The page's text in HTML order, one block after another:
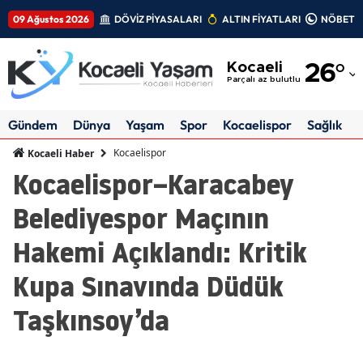
09 Ağustos 2026 DÖVİZ PİYASALARI ALTIN FİYATLARI
Kocaeli
Parçalı az bulutlu 26°
Adıyaman
Amasya
Ankara
Antalya
Artvin
Gündem Dünya Yaşam Spor Kocaelispor Sağlık
Kocaeli Haber Kocaelispor
Kocaelispor–Karacabey
Belediyespor Maçının
Hakemi Açıklandı: Kritik
Kupa Sınavında Düdük
Taşkınsoy’da